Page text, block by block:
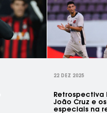
22 DEZ 2025
Retrospectiva
João Cruz e
especiais na